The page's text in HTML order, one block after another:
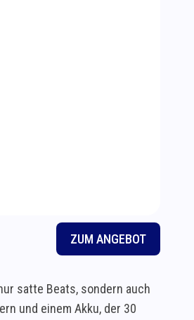
ZUM ANGEBOT
satte Beats, sondern auch
und einem Akku, der 30